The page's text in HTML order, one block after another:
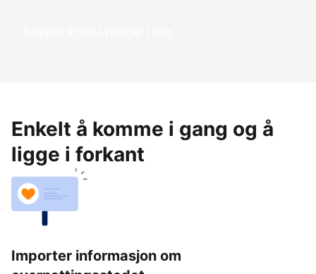
Begynn å tjene penger i dag
Enkelt å komme i gang og å
ligge i forkant
Importer informasjon om